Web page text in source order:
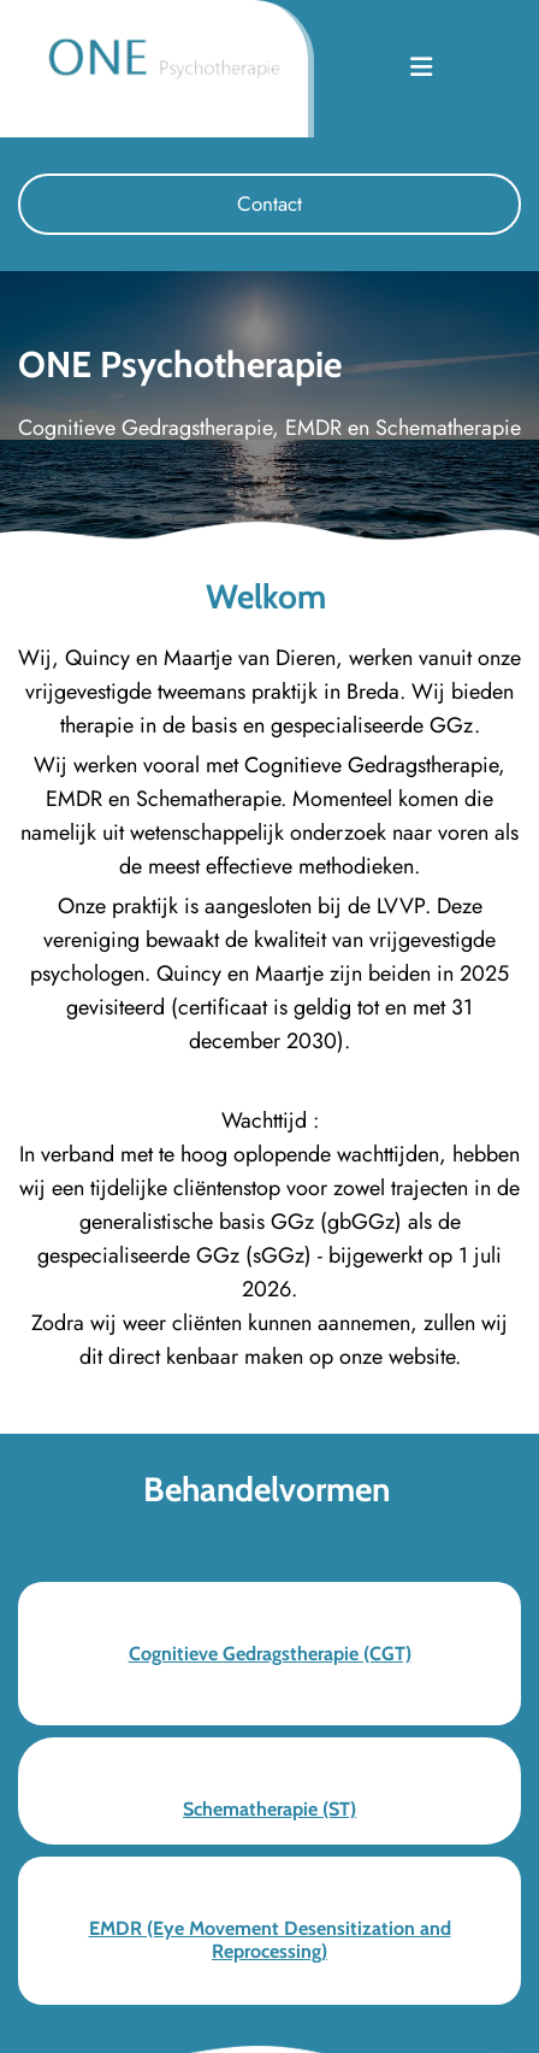
Contact
ONE Psychotherapie
Cognitieve Gedragstherapie, EMDR en Schematherapie
Welkom
Wij, Quincy en Maartje van Dieren, werken vanuit onze
vrijgevestigde tweemans praktijk in Breda. Wij bieden
therapie in de basis en gespecialiseerde GGz.
Wij werken vooral met Cognitieve Gedragstherapie,
EMDR en Schematherapie. Momenteel komen die
namelijk uit wetenschappelijk onderzoek naar voren als
de meest effectieve methodieken.
Onze praktijk is aangesloten bij de LVVP. Deze
vereniging bewaakt de kwaliteit van vrijgevestigde
psychologen. Quincy en Maartje zijn beiden in 2025
gevisiteerd (certificaat is geldig tot en met 31
december 2030).
Wachttijd :
In verband met te hoog oplopende wachttijden, hebben
wij een tijdelijke cliëntenstop voor zowel trajecten in de
generalistische basis GGz (gbGGz) als de
gespecialiseerde GGz (sGGz) - bijgewerkt op 1 juli
2026.
Zodra wij weer cliënten kunnen aannemen, zullen wij
dit direct kenbaar maken op onze website.
Behandelvormen
Cognitieve Gedragstherapie (CGT)
Schematherapie (ST)
EMDR (Eye Movement Desensitization and
Reprocessing)